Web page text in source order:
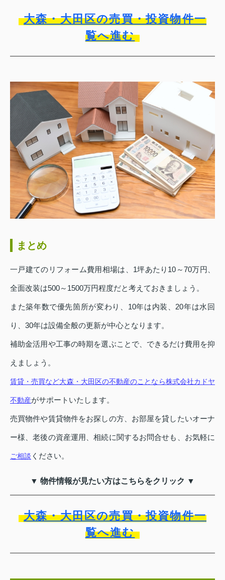
大森・大田区の売買・投資物件一
覧へ進む
まとめ
一戸建てのリフォーム費用相場は、1坪あたり10～70万円、
全面改装は500～1500万円程度だと考えておきましょう。
また築年数で優先箇所が変わり、10年は内装、20年は水回
り、30年は設備全般の更新が中心となります。
補助金活用や工事の時期を選ぶことで、できるだけ費用を抑
えましょう。
賃貸・売買など大森・大田区の不動産のことなら株式会社カドヤ
不動産がサポートいたします。
売買物件や賃貸物件をお探しの方、お部屋を貸したいオーナ
ー様、老後の資産運用、相続に関するお問合せも、お気軽に
ご相談 ください。
▼ 物件情報が見たい方はこちらをクリック ▼
大森・大田区の売買・投資物件一
覧へ進む